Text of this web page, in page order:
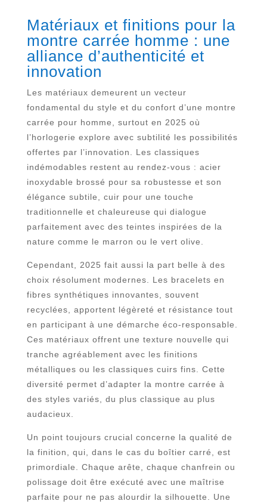
Matériaux et finitions pour la
montre carrée homme : une
alliance d’authenticité et
innovation
Les matériaux demeurent un vecteur
fondamental du style et du confort d’une montre
carrée pour homme, surtout en 2025 où
l’horlogerie explore avec subtilité les possibilités
offertes par l’innovation. Les classiques
indémodables restent au rendez-vous : acier
inoxydable brossé pour sa robustesse et son
élégance subtile, cuir pour une touche
traditionnelle et chaleureuse qui dialogue
parfaitement avec des teintes inspirées de la
nature comme le marron ou le vert olive.
Cependant, 2025 fait aussi la part belle à des
choix résolument modernes. Les bracelets en
fibres synthétiques innovantes, souvent
recyclées, apportent légèreté et résistance tout
en participant à une démarche éco-responsable.
Ces matériaux offrent une texture nouvelle qui
tranche agréablement avec les finitions
métalliques ou les classiques cuirs fins. Cette
diversité permet d’adapter la montre carrée à
des styles variés, du plus classique au plus
audacieux.
Un point toujours crucial concerne la qualité de
la finition, qui, dans le cas du boîtier carré, est
primordiale. Chaque arête, chaque chanfrein ou
polissage doit être exécuté avec une maîtrise
parfaite pour ne pas alourdir la silhouette. Une